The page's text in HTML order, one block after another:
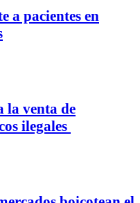
a pacientes en
la venta de
ilegales